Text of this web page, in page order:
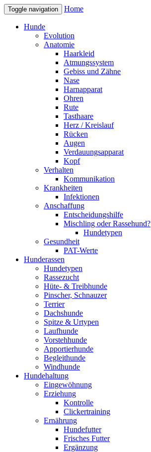
Toggle navigation Home
Hunde
Evolution
Anatomie
Haarkleid
Atmungssystem
Gebiss und Zähne
Nase
Harnapparat
Ohren
Rute
Tasthaare
Herz / Kreislauf
Rücken
Augen
Verdauungsapparat
Kopf
Verhalten
Kommunikation
Krankheiten
Infektionen
Anschaffung
Entscheidungshilfe
Mischling oder Rassehund?
Hundetypen
Gesundheit
PAT-Werte
Hunderassen
Hundetypen
Rassezucht
Hüte- & Treibhunde
Pinscher, Schnauzer
Terrier
Dachshunde
Spitze & Urtypen
Laufhunde
Vorstehhunde
Apportierhunde
Begleithunde
Windhunde
Hundehaltung
Eingewöhnung
Erziehung
Kontrolle
Clickertraining
Ernährung
Hundefutter
Frisches Futter
Ergänzung